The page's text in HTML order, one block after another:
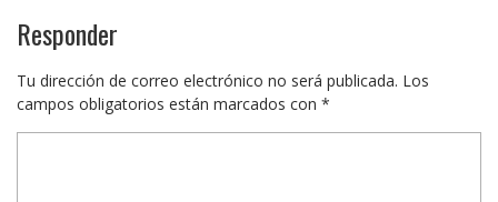
Responder
Tu dirección de correo electrónico no será publicada. Los
campos obligatorios están marcados con *